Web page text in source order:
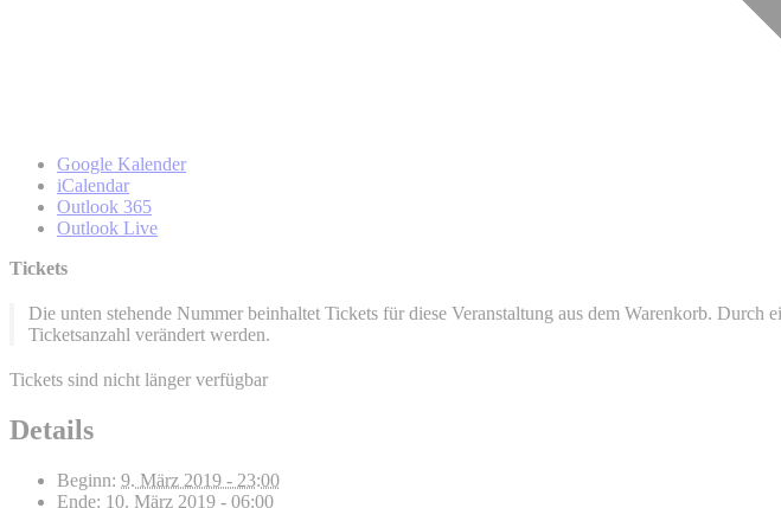
Google Kalender
iCalendar
Outlook 365
Outlook Live
Tickets
Die unten stehende Nummer beinhaltet Tickets für diese Veranstaltung aus dem Warenkorb.
Ticketsanzahl verändert werden.
Tickets sind nicht länger verfügbar
Details
Beginn: 9. März 2019 - 23:00
Ende: 10. März 2019 - 06:00